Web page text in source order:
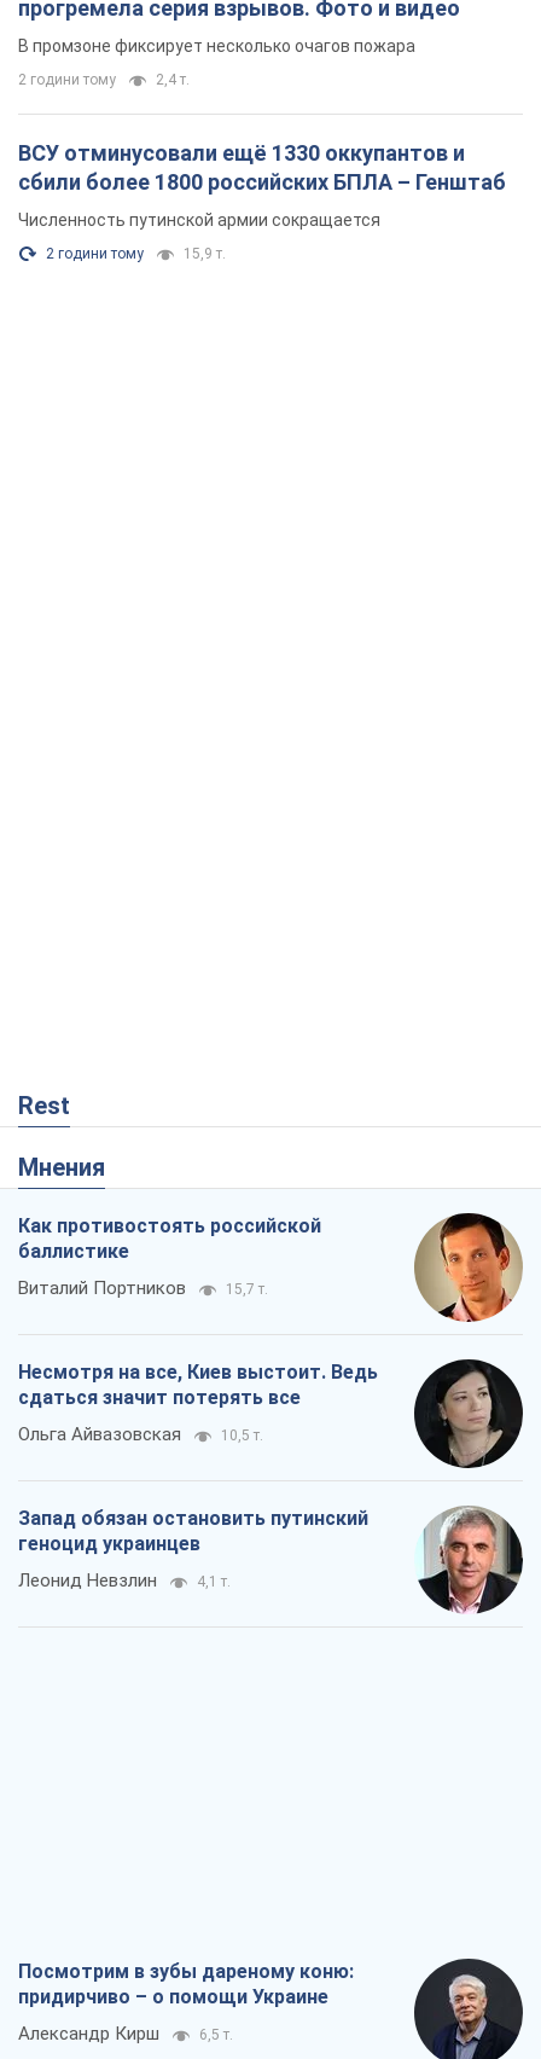
прогремела серия взрывов. Фото и видео
В промзоне фиксирует несколько очагов пожара
2 години тому 2,4 т.
ВСУ отминусовали ещё 1330 оккупантов и
сбили более 1800 российских БПЛА – Генштаб
Численность путинской армии сокращается
2 години тому 15,9 т.
Rest
Мнения
Как противостоять российской
баллистике
Виталий Портников 15,7 т.
Несмотря на все, Киев выстоит. Ведь
сдаться значит потерять все
Ольга Айвазовская 10,5 т.
Запад обязан остановить путинский
геноцид украинцев
Леонид Невзлин 4,1 т.
Посмотрим в зубы дареному коню:
придирчиво – о помощи Украине
Александр Кирш 6,5 т.